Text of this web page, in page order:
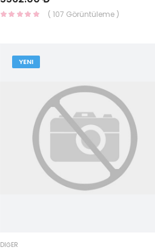
( 107 Görüntüleme )
YENI
DIĞER